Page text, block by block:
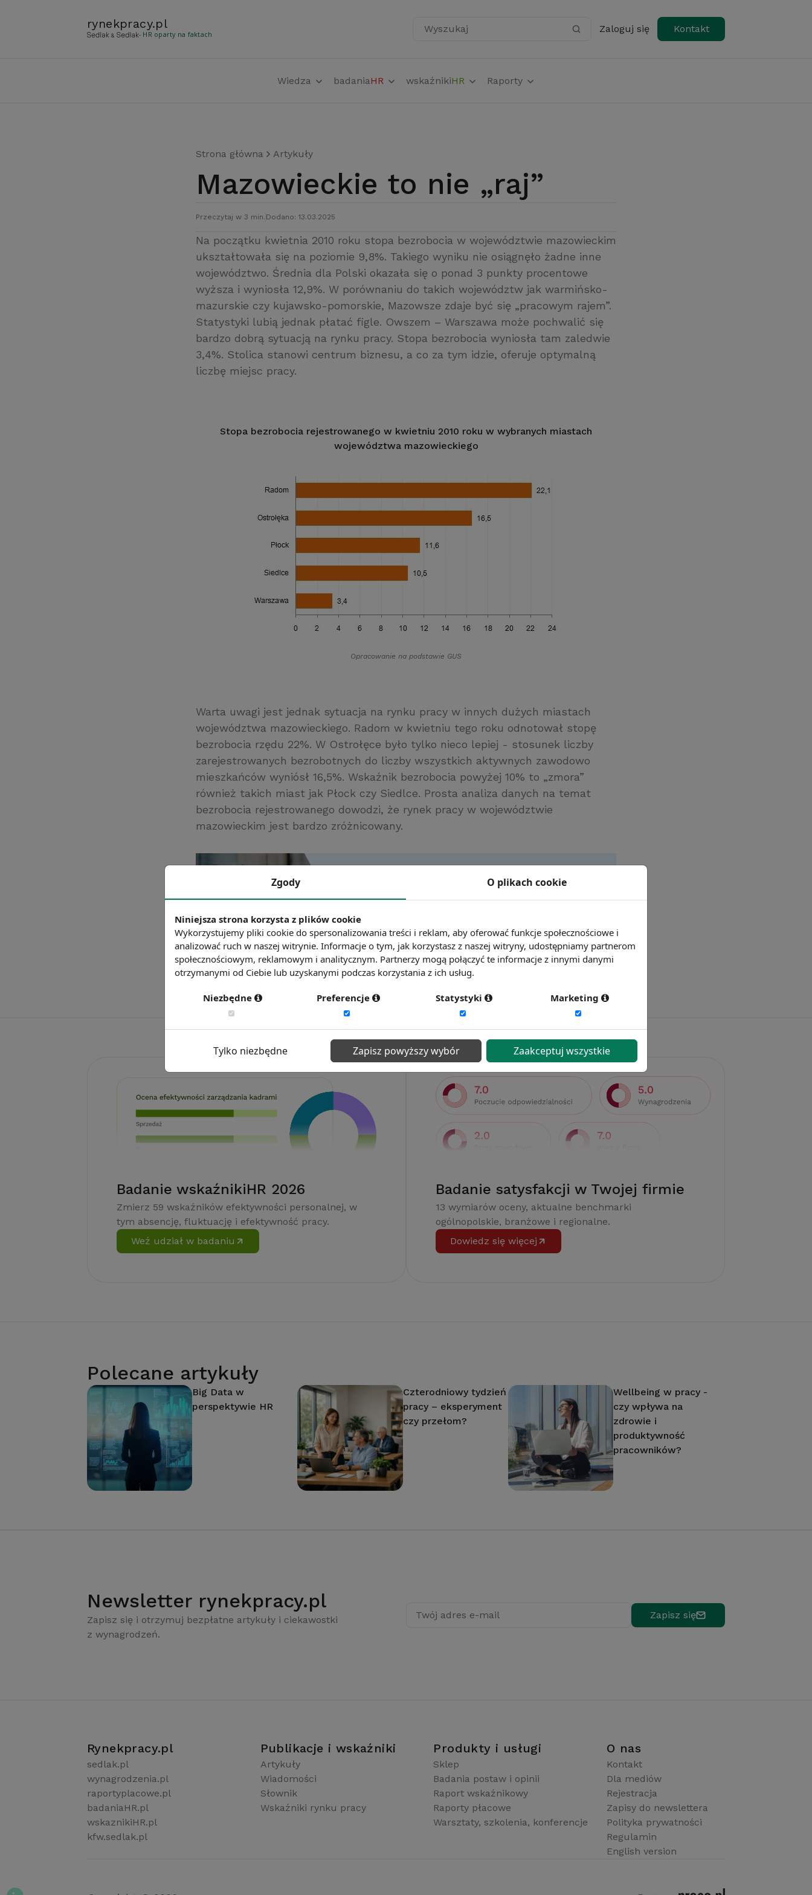
rynekpracy.pl
- HR oparty na faktach Wyszukaj Zaloguj się Kontakt
Wiedza badaniaHR wskaźnikiHR Raporty
Strona główna Artykuły
Mazowieckie to nie „raj”
Przeczytaj w 3 min. Dodano: 13.03.2025
Na początku kwietnia 2010 roku stopa bezrobocia w województwie mazowieckim
ukształtowała się na poziomie 9,8%. Takiego wyniku nie osiągnęło żadne inne
województwo. Średnia dla Polski okazała się o ponad 3 punkty procentowe
wyższa i wyniosła 12,9%. W porównaniu do takich województw jak warmińsko-
mazurskie czy kujawsko-pomorskie, Mazowsze zdaje być się „pracowym rajem”.
Statystyki lubią jednak płatać figle. Owszem – Warszawa może pochwalić się
bardzo dobrą sytuacją na rynku pracy. Stopa bezrobocia wyniosła tam zaledwie
3,4%. Stolica stanowi centrum biznesu, a co za tym idzie, oferuje optymalną
liczbę miejsc pracy.
Stopa bezrobocia rejestrowanego w kwietniu 2010 roku w wybranych miastach
województwa mazowieckiego
Opracowanie na podstawie GUS
Warta uwagi jest jednak sytuacja na rynku pracy w innych dużych miastach
województwa mazowieckiego. Radom w kwietniu tego roku odnotował stopę
bezrobocia rzędu 22%. W Ostrołęce było tylko nieco lepiej - stosunek liczby
zarejestrowanych bezrobotnych do liczby wszystkich aktywnych zawodowo
mieszkańców wyniósł 16,5%. Wskaźnik bezrobocia powyżej 10% to „zmora”
również takich miast jak Płock czy Siedlce. Prosta analiza danych na temat
bezrobocia rejestrowanego dowodzi, że rynek pracy w województwie
mazowieckim jest bardzo zróżnicowany.
Badanie wskaźnikiHR 2026
Zmierz 59 wskaźników efektywności personalnej, w
tym absencję, fluktuację i efektywność pracy.
Weź udział w badaniu
Badanie satysfakcji w Twojej firmie
13 wymiarów oceny, aktualne benchmarki
ogólnopolskie, branżowe i regionalne.
Dowiedz się więcej
Polecane artykuły
Big Data w
perspektywie HR
Czterodniowy tydzień
pracy – eksperyment
czy przełom?
Wellbeing w pracy -
czy wpływa na
zdrowie i
produktywność
pracowników?
Newsletter rynekpracy.pl
Zapisz się i otrzymuj bezpłatne artykuły i ciekawostki
z wynagrodzeń.
Twój adres e-mail Zapisz się
Rynekpracy.pl
sedlak.pl
wynagrodzenia.pl
raportyplacowe.pl
badaniaHR.pl
wskaznikiHR.pl
kfw.sedlak.pl
Publikacje i wskaźniki
Artykuły
Wiadomości
Słownik
Wskaźniki rynku pracy
Produkty i usługi
Sklep
Badania postaw i opinii
Raport wskaźnikowy
Raporty płacowe
Warsztaty, szkolenia, konferencje
O nas
Kontakt
Dla mediów
Rejestracja
Zapisy do newslettera
Polityka prywatności
Regulamin
English version
Zgody O plikach cookie
Niniejsza strona korzysta z plików cookie
Wykorzystujemy pliki cookie do spersonalizowania treści i reklam, aby oferować funkcje społecznościowe i
analizować ruch w naszej witrynie. Informacje o tym, jak korzystasz z naszej witryny, udostępniamy partnerom
społecznościowym, reklamowym i analitycznym. Partnerzy mogą połączyć te informacje z innymi danymi
otrzymanymi od Ciebie lub uzyskanymi podczas korzystania z ich usług.
Niezbędne Preferencje Statystyki Marketing
Tylko niezbędne Zapisz powyższy wybór Zaakceptuj wszystkie